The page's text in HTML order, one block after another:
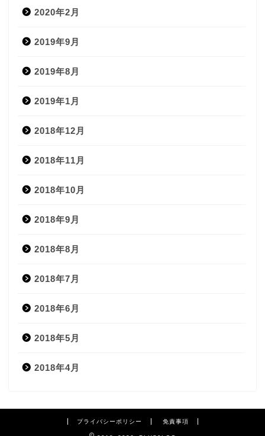
2020年2月
2019年9月
2019年8月
2019年1月
2018年12月
2018年11月
2018年10月
2018年9月
2018年8月
2018年7月
2018年6月
2018年5月
2018年4月
プライバシーポリシー 免責事項